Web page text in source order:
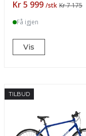
Pris
Kr 5 999 /stk Kr 7 175
Få igjen
Vis
TILBUD